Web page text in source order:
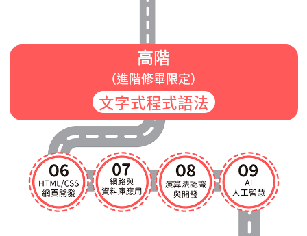
高階
（進階修畢限定）
文字式程式語法